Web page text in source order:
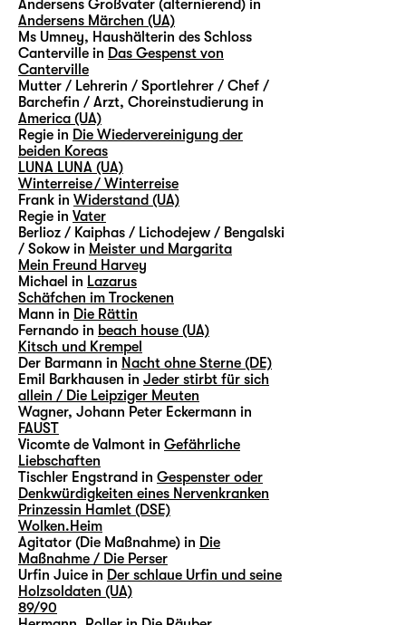
Andersens Großvater (alternierend) in
Andersens Märchen (UA)
Ms Umney, Haushälterin des Schloss
Canterville in Das Gespenst von
Canterville
Mutter / Lehrerin / Sportlehrer / Chef /
Barchefin / Arzt, Choreinstudierung in
America (UA)
Regie in Die Wiedervereinigung der
beiden Koreas
LUNA LUNA (UA)
Winterreise / Winterreise
Frank in Widerstand (UA)
Regie in Vater
Berlioz / Kaiphas / Lichodejew / Bengalski
/ Sokow in Meister und Margarita
Mein Freund Harvey
Michael in Lazarus
Schäfchen im Trockenen
Mann in Die Rättin
Fernando in beach house (UA)
Kitsch und Krempel
Der Barmann in Nacht ohne Sterne (DE)
Emil Barkhausen in Jeder stirbt für sich
allein / Die Leipziger Meuten
Wagner, Johann Peter Eckermann in
FAUST
Vicomte de Valmont in Gefährliche
Liebschaften
Tischler Engstrand in Gespenster oder
Denkwürdigkeiten eines Nervenkranken
Prinzessin Hamlet (DSE)
Wolken.Heim
Agitator (Die Maßnahme) in Die
Maßnahme / Die Perser
Urfin Juice in Der schlaue Urfin und seine
Holzsoldaten (UA)
89/90